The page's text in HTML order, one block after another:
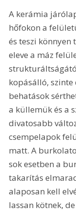
A kerámia
hőfokon a
és teszi könnyen
eleve a máz
kopásálló, szinte
behatások
a küllemük és a
divatosabb
csempelapok
matt. A
sok esetben a
takarítás
alaposan kell
lassan kötnek,